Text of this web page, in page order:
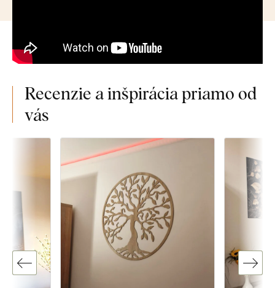
Recenzie a inšpirácia priamo od
vás